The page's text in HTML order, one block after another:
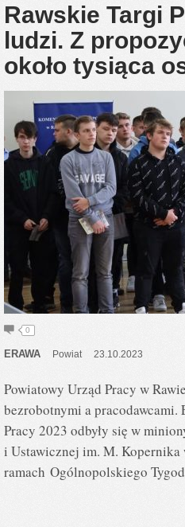
Rawskie Targi
ludzi. Z
około tysiąca
0
ERAWA Powiat 23.10.2023
Powiatowy Urząd Pracy w
bezrobotnymi a
Pracy 2023 odbyły się w
i Ustawicznej im. M. Kopernika
ramach Ogólnopolskiego